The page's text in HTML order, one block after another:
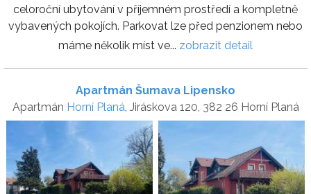
celoroční ubytování v příjemném prostředí a kompletně
vybavených pokojích. Parkovat lze před penzionem nebo
máme několik míst ve... zobrazit detail
Apartmán Šumava Lipensko
Apartmán Horní Planá, Jiráskova 120, 382 26 Horní Planá